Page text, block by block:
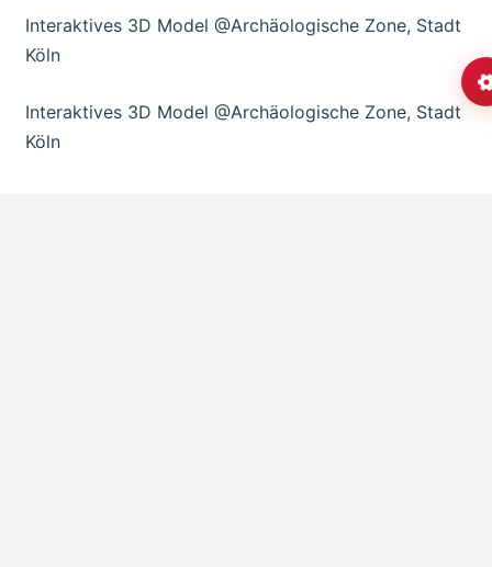
Interaktives 3D Model @Archäologische Zone, Stadt
Köln
Interaktives 3D Model @Archäologische Zone, Stadt
Köln